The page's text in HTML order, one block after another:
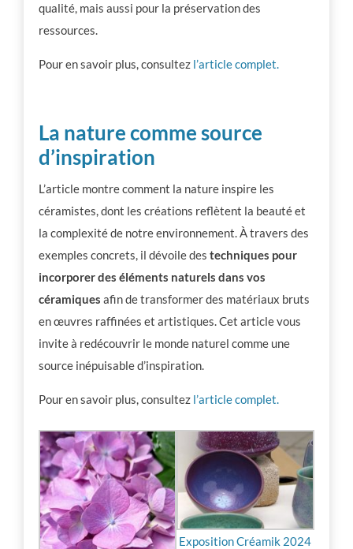
qualité, mais aussi pour la préservation des
ressources.
Pour en savoir plus, consultez l’article complet.
La nature comme source
d’inspiration
L’article montre comment la nature inspire les
céramistes, dont les créations reflètent la beauté et
la complexité de notre environnement. À travers des
exemples concrets, il dévoile destechniques pour
incorporer des éléments naturels dans vos
céramiques afin de transformer des matériaux bruts
en œuvres raffinées et artistiques. Cet article vous
invite à redécouvrir le monde naturel comme une
source inépuisable d’inspiration.
Pour en savoir plus, consultez l’article complet.
Exposition Créamik 2024